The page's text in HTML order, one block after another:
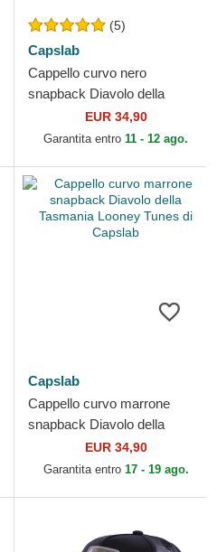
(5)
Capslab
Cappello curvo nero
snapback Diavolo della
Tasmania Looney Tunes di
Capslab
EUR 34,90
Garantita entro 11 - 12 ago.
Capslab
Cappello curvo marrone
snapback Diavolo della
Tasmania Looney Tunes di
Capslab
EUR 34,90
Garantita entro 17 - 19 ago.